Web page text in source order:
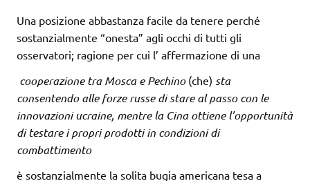
Una posizione abbastanza facile da tenere perché
sostanzialmente “onesta” agli occhi di tutti gli
osservatori; ragione per cui l’ affermazione di una
cooperazione tra Mosca e Pechino (che) sta
consentendo alle forze russe di stare al passo con le
innovazioni ucraine, mentre la Cina ottiene l’opportunità
di testare i propri prodotti in condizioni di
combattimento
è sostanzialmente la solita bugia americana tesa a